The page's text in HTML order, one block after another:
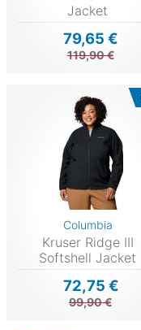
Jacket
79,65 €
119,90 €
Columbia
Kruser Ridge III
Softshell Jacket
72,75 €
99,90 €